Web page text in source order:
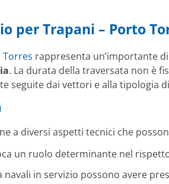
per Trapani – Porto
Torres rappresenta un’importante
. La durata della traversata non è
seguite dai vettori e alla tipologia
a diversi aspetti tecnici che
un ruolo determinante nel
navali in servizio possono avere